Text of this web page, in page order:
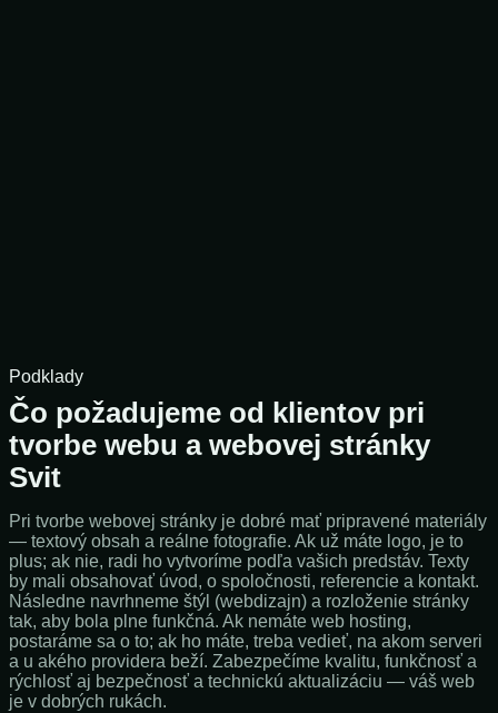
Podklady
Čo požadujeme od klientov pri
tvorbe webu a webovej stránky
Svit
Pri tvorbe webovej stránky je dobré mať pripravené materiály
— textový obsah a reálne fotografie. Ak už máte logo, je to
plus; ak nie, radi ho vytvoríme podľa vašich predstáv. Texty
by mali obsahovať úvod, o spoločnosti, referencie a kontakt.
Následne navrhneme štýl (webdizajn) a rozloženie stránky
tak, aby bola plne funkčná. Ak nemáte web hosting,
postaráme sa o to; ak ho máte, treba vedieť, na akom serveri
a u akého providera beží. Zabezpečíme kvalitu, funkčnosť a
rýchlosť aj bezpečnosť a technickú aktualizáciu — váš web
je v dobrých rukách.